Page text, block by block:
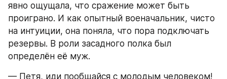
явно ощущала, что сражение может быть
проиграно. И как опытный военачальник, чисто
на интуиции, она поняла, что пора подключать
резервы. В роли засадного полка был
определён её муж.
— Петя, иди пообщайся с молодым человеком!